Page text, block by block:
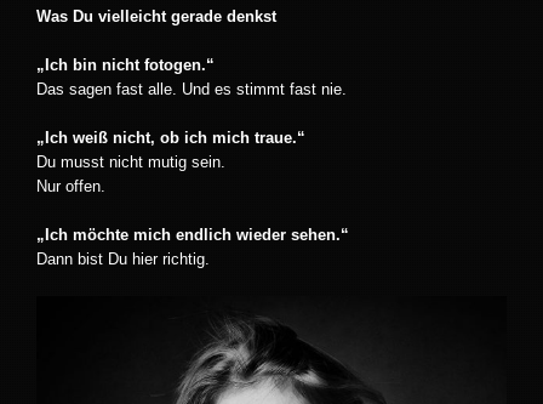
Was Du vielleicht gerade denkst
„Ich bin nicht fotogen.“
Das sagen fast alle. Und es stimmt fast nie.
„Ich weiß nicht, ob ich mich traue.“
Du musst nicht mutig sein.
Nur offen.
„Ich möchte mich endlich wieder sehen.“
Dann bist Du hier richtig.